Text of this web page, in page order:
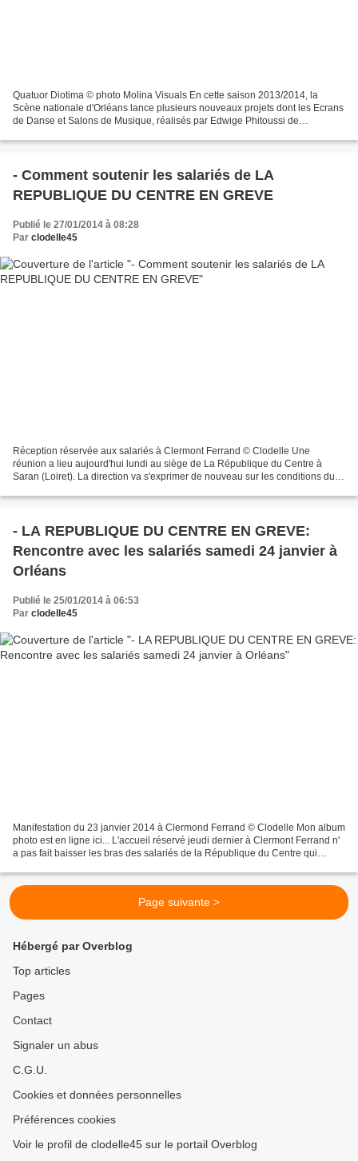
Quatuor Diotima © photo Molina Visuals En cette saison 2013/2014, la
Scène nationale d'Orléans lance plusieurs nouveaux projets dont les Ecrans
de Danse et Salons de Musique, réalisés par Edwige Phitoussi de
- Comment soutenir les salariés de LA
REPUBLIQUE DU CENTRE EN GREVE
Publié le 27/01/2014 à 08:28
Par clodelle45
Réception réservée aux salariés à Clermont Ferrand © Clodelle Une
réunion a lieu aujourd'hui lundi au siège de La République du Centre à
Saran (Loiret). La direction va s'exprimer de nouveau sur les conditions du
- LA REPUBLIQUE DU CENTRE EN GREVE:
Rencontre avec les salariés samedi 24 janvier à
Orléans
Publié le 25/01/2014 à 06:53
Par clodelle45
Manifestation du 23 janvier 2014 à Clermond Ferrand © Clodelle Mon album
photo est en ligne ici... L'accueil réservé jeudi dernier à Clermont Ferrand n'
a pas fait baisser les bras des salariés de la République du Centre qui
Page suivante >
Hébergé par Overblog
Top articles
Pages
Contact
Signaler un abus
C.G.U.
Cookies et données personnelles
Préférences cookies
Voir le profil de clodelle45 sur le portail Overblog